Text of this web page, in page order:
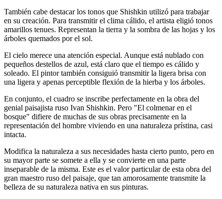
También cabe destacar los tonos que Shishkin utilizó para trabajar
en su creación. Para transmitir el clima cálido, el artista eligió tonos
amarillos tenues. Representan la tierra y la sombra de las hojas y los
árboles quemados por el sol.
El cielo merece una atención especial. Aunque está nublado con
pequeños destellos de azul, está claro que el tiempo es cálido y
soleado. El pintor también consiguió transmitir la ligera brisa con
una ligera y apenas perceptible flexión de la hierba y los árboles.
En conjunto, el cuadro se inscribe perfectamente en la obra del
genial paisajista ruso Ivan Shishkin. Pero "El colmenar en el
bosque" difiere de muchas de sus obras precisamente en la
representación del hombre viviendo en una naturaleza prístina, casi
intacta.
Modifica la naturaleza a sus necesidades hasta cierto punto, pero en
su mayor parte se somete a ella y se convierte en una parte
inseparable de la misma. Este es el valor particular de esta obra del
gran maestro ruso del paisaje, que tan amorosamente transmite la
belleza de su naturaleza nativa en sus pinturas.